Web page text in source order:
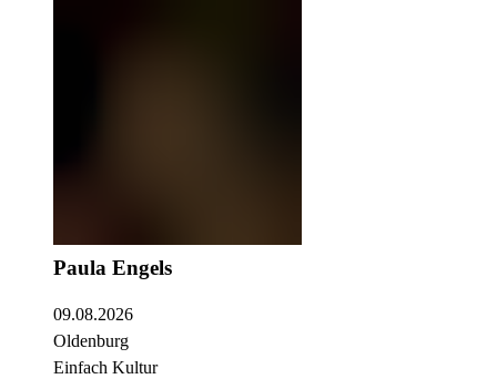
Paula Engels
09.08.2026
Oldenburg
Einfach Kultur